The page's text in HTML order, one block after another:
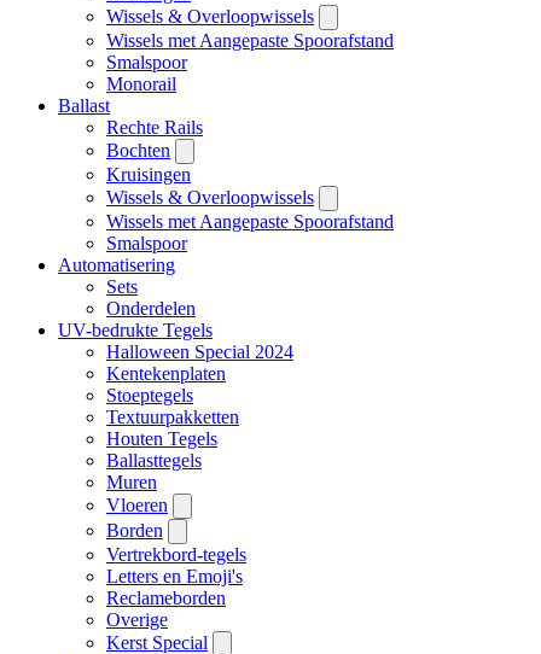
Wissels & Overloopwissels
Wissels met Aangepaste Spoorafstand
Smalspoor
Monorail
Ballast
Rechte Rails
Bochten
Kruisingen
Wissels & Overloopwissels
Wissels met Aangepaste Spoorafstand
Smalspoor
Automatisering
Sets
Onderdelen
UV-bedrukte Tegels
Halloween Special 2024
Kentekenplaten
Stoeptegels
Textuurpakketten
Houten Tegels
Ballasttegels
Muren
Vloeren
Borden
Vertrekbord-tegels
Letters en Emoji's
Reclameborden
Overige
Kerst Special